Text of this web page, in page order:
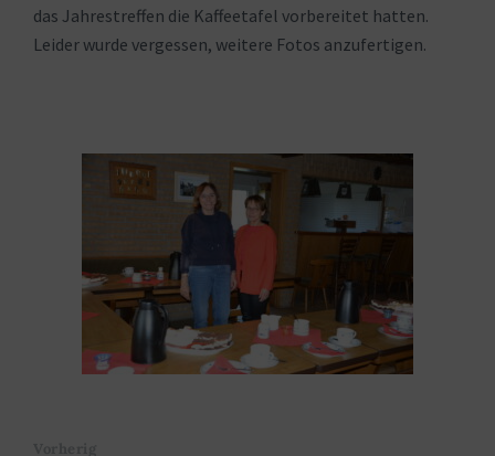
das Jahrestreffen die Kaffeetafel vorbereitet hatten.
Leider wurde vergessen, weitere Fotos anzufertigen.